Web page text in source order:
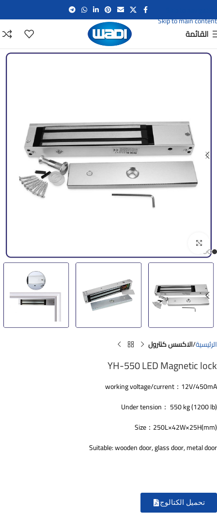
Skip to main content
القائمة
الرئيسية الاكسس كنترول
YH-550 LED Magnetic lock
working voltage/current：12V/450mA
Under tension： 550 kg (1200 lb)
Size：250L×42W×25H(mm)
Suitable: wooden door, glass door, metal door
تحميل الكتالوج